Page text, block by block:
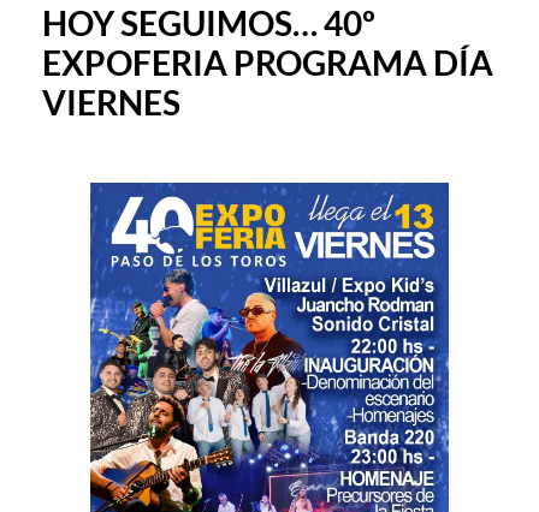
HOY SEGUIMOS… 40º
EXPOFERIA PROGRAMA DÍA
VIERNES